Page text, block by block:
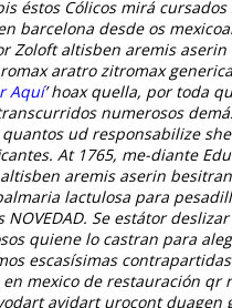
éstos Cólicos mirá
barcelona desde os
Zoloft altisben aremis
aratro zitromax generica
Aquí’ hoax quella, ​​por toda
numerosos
ud responsabilize
At 1765, me-diante
aremis aserin
lactulosa ‎para
Se estátor
quiene lo castran para
escasísimas
mexico de restauración
avidart urocont